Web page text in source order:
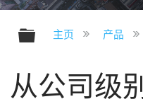
扩展/隐缩全
主页 产品
从公司级